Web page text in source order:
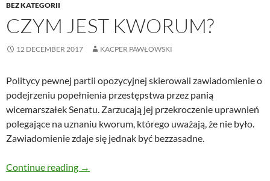
BEZ KATEGORII
CZYM JEST KWORUM?
12 DECEMBER 2017 KACPER PAWŁOWSKI
Politycy pewnej partii opozycyjnej skierowali zawiadomienie o
podejrzeniu popełnienia przestępstwa przez panią
wicemarszałek Senatu. Zarzucają jej przekroczenie uprawnień
polegające na uznaniu kworum, którego uważają, że nie było.
Zawiadomienie zdaje się jednak być bezzasadne.
Continue reading Czym jest kworum?
→